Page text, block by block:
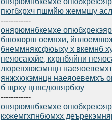
пюгбхрхч пшмйю жеммшу
------------
онярюмнбкемхе
бшокюрш оемяхи,
бнеммняксфюыху х вкемнб
пеяосакхйе, кхрнбяйни
люрепхюкэмнцн
янжхюкэмнцн наеяоевемхъ
б щрху цнясдюпярбюу
------------
онярюмнбкемхе
кхжемгхпнбюмхх